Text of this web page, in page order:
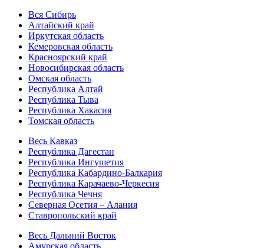
Вся Сибирь
Алтайский край
Иркутская область
Кемеровская область
Красноярский край
Новосибирская область
Омская область
Республика Алтай
Республика Тыва
Республика Хакасия
Томская область
Весь Кавказ
Республика Дагестан
Республика Ингушетия
Республика Кабардино-Балкария
Республика Карачаево-Черкесия
Республика Чечня
Северная Осетия – Алания
Ставропольский край
Весь Дальний Восток
Амурская область